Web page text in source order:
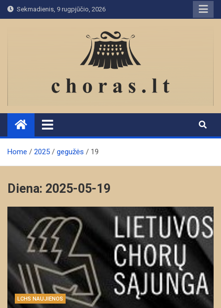
Skip
to
Sekmadienis, 9 rugpjūčio, 2026
Home 2025 gegužės 19
Diena: 2025-05-19
LCHS NAUJIENOS